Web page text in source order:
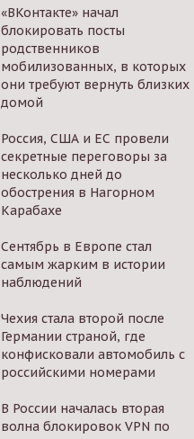
«ВКонтакте» начал
блокировать посты
родственников
мобилизованных, в которых
они требуют вернуть близких
домой
Россия, США и ЕС провели
секретные переговоры за
несколько дней до
обострения в Нагорном
Карабахе
Сентябрь в Европе стал
самым жарким в истории
наблюдений
Чехия стала второй после
Германии страной, где
конфисковали автомобиль с
российскими номерами
В России началась вторая
волна блокировок VPN по